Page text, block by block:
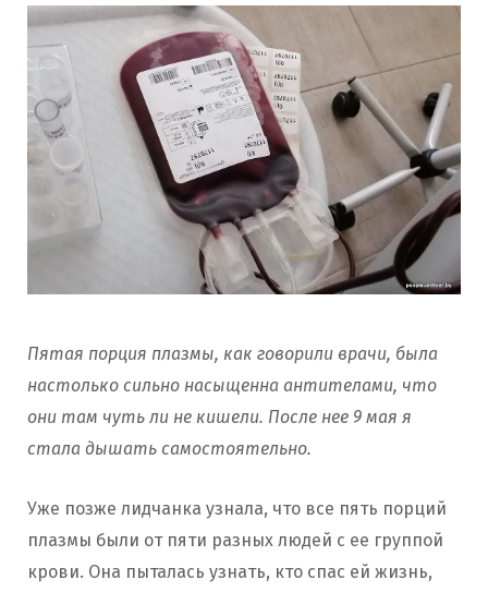
Пятая порция плазмы, как говорили врачи, была
настолько сильно насыщенна антителами, что
они там чуть ли не кишели. После нее 9 мая я
стала дышать самостоятельно.
Уже позже лидчанка узнала, что все пять порций
плазмы были от пяти разных людей с ее группой
крови. Она пыталась узнать, кто спас ей жизнь,